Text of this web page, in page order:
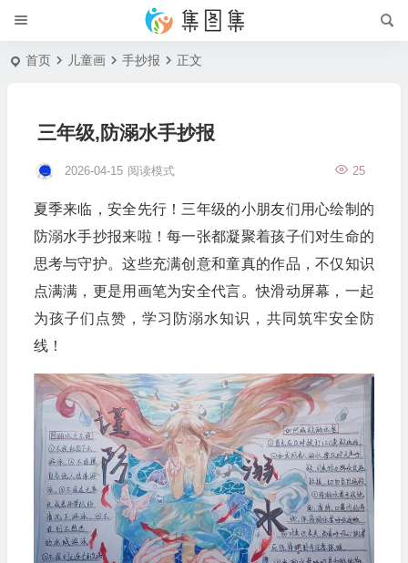
首页 儿童画 手抄报 正文
三年级,防溺水手抄报
2026-04-15 25
阅读模式
夏季来临，安全先行！三年级的小朋友们用心绘制的
防溺水手抄报来啦！每一张都凝聚着孩子们对生命的
思考与守护。这些充满创意和童真的作品，不仅知识
点满满，更是用画笔为安全代言。快滑动屏幕，一起
为孩子们点赞，学习防溺水知识，共同筑牢安全防
线！